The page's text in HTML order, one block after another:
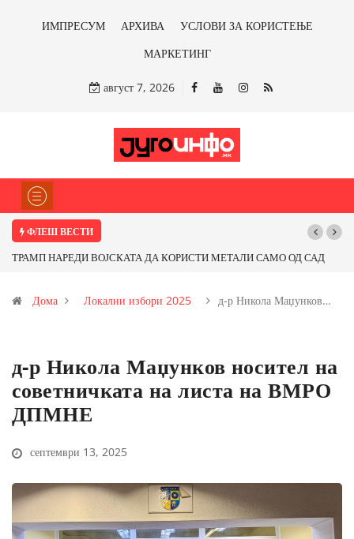
ИМПРЕСУМ АРХИВА
УСЛОВИ ЗА КОРИСТЕЊЕ
МАРКЕТИНГ
август 7, 2026
ФЛЕШ ВЕСТИ
МЕТАЛИ САМО ОД САД
Почнува реконструкцијата на улицата „5-ти
Дома Локални избори 2025 д-р Никола Маџунков…
д-р Никола Маџунков носител на
советничката на листа на ВМРО
ДПМНЕ
септември 13, 2025